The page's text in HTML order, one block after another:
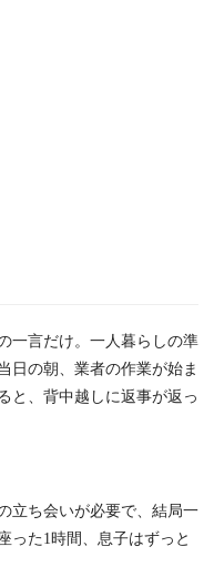
一言だけ。一人暮らしの準
日の朝、業者の作業が始ま
と、背中越しに返事が返っ
立ち会いが必要で、結局一
った1時間、息子はずっと